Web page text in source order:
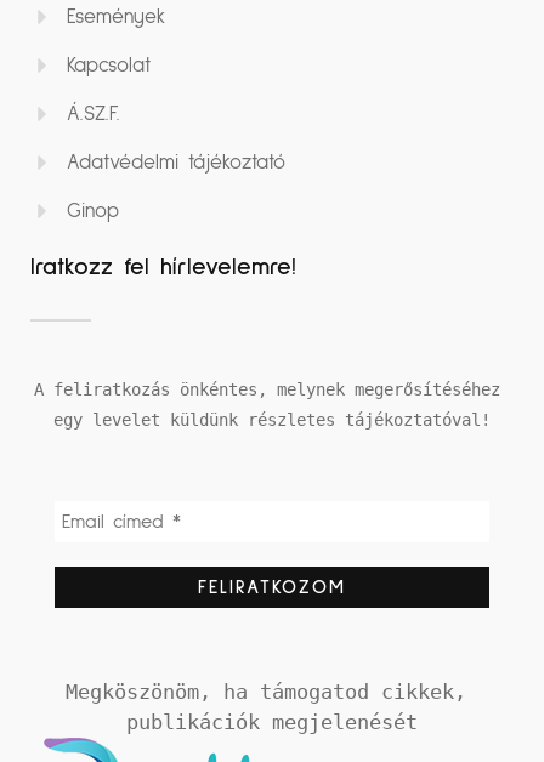
Események
Kapcsolat
Á.SZ.F.
Adatvédelmi tájékoztató
Ginop
Iratkozz fel hírlevelemre!
A feliratkozás önkéntes, melynek megerősítéséhez
egy levelet küldünk részletes tájékoztatóval!
Megköszönöm, ha támogatod cikkek,
publikációk megjelenését